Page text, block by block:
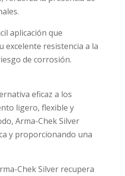
aplicación que
excelente resistencia a la
de corrosión.
eficaz a los
ligero, flexible y
Arma-Chek Silver
y proporcionando una
Chek Silver recupera